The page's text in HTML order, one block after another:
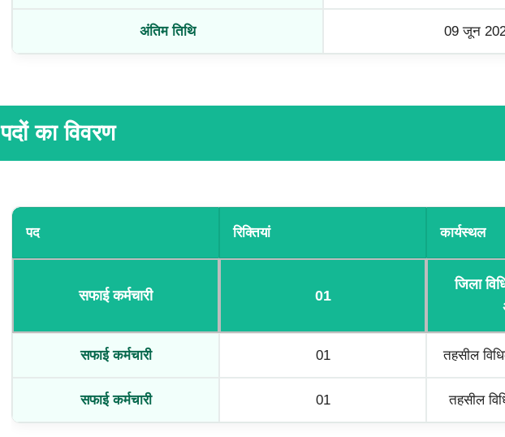
अंतिम तिथि 09 जून
पदों का विवरण
पद रिक्तियां कार्यस्थल
सफाई कर्मचारी 01
जिला
सफाई कर्मचारी 01 तहसील
सफाई कर्मचारी 01 तहसील